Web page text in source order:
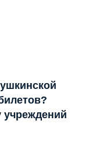
учреждений